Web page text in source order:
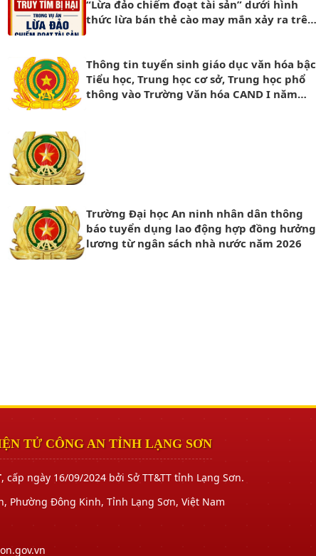
“Lừa đảo chiếm đoạt tài sản” dưới hình
thức lừa bán thẻ cào may mắn xảy ra trên
Thông tin tuyển sinh giáo dục văn hóa bậc
Tiểu học, Trung học cơ sở, Trung học phổ
thông vào Trường Văn hóa CAND I năm
Trường Đại học An ninh nhân dân thông
báo tuyển dụng lao động hợp đồng hưởng
lương từ ngân sách nhà nước năm 2026
TỬ CÔNG AN TỈNH LẠNG SƠN
, cấp ngày 16/09/2024 bởi Sở TT&TT tỉnh Lạng Sơn.
Phường Đông Kinh, Tỉnh Lạng Sơn, Việt Nam